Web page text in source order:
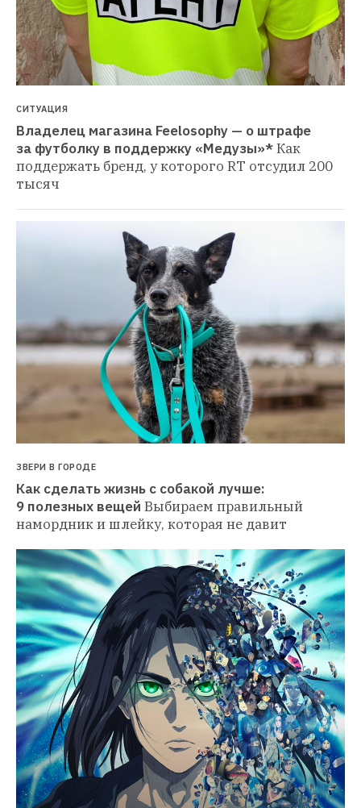
СИТУАЦИЯ
Владелец магазина Feelosophy — о штрафе
за футболку в поддержку «Медузы»*Как
поддержать бренд, у которого RT отсудил 200
тысяч
ЗВЕРИ В ГОРОДЕ
Как сделать жизнь с собакой лучше:
9 полезных вещей Выбираем правильный
намордник и шлейку, которая не давит